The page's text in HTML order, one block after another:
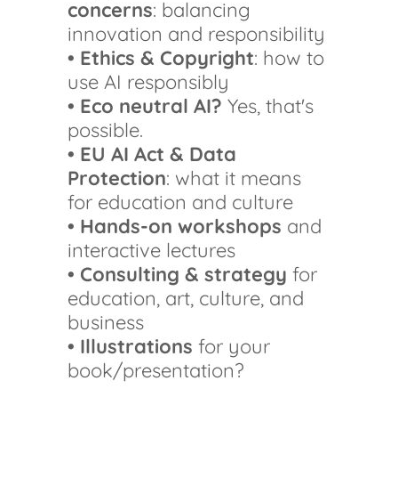
concerns: balancing
innovation and responsibility
• Ethics & Copyright: how to
use AI responsibly
• Eco neutral AI? Yes, that's
possible.
• EU AI Act & Data
Protection: what it means
for education and culture
• Hands-on workshops and
interactive lectures
• Consulting & strategy for
education, art, culture, and
business
• Illustrations for your
book/presentation?